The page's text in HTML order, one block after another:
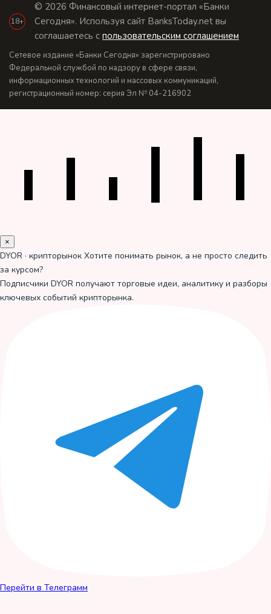
18+
© 2026 Финансовый интернет-портал «Банки
Сегодня». Используя сайт BanksToday.net вы
соглашаетесь с пользовательским соглашением
Сетевое издание «Банки Сегодня» зарегистрировано
Федеральной службой по надзору в сфере связи,
информационных технологий и массовых коммуникаций,
регистрационный номер: серия Эл № 04-216902
×
DYOR · крипторынок Хотите понимать рынок, а не просто следить
за курсом?
Подписчики DYOR получают торговые идеи, аналитику и разборы
ключевых событий крипторынка.
Перейти в Телеграмм